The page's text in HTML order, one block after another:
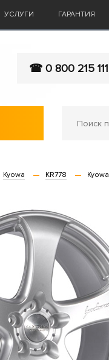
УСЛУГИ ГАРАНТИЯ
☎ 0 800 215
Kyowa KR778